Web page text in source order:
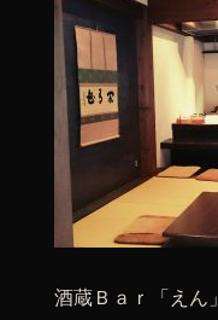
酒蔵Ｂａｒ「えん」